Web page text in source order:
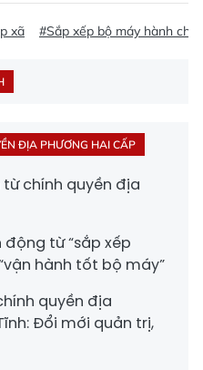
xã #Sắp xếp bộ máy hành
ĐỊA PHƯƠNG HAI CẤP
từ chính quyền địa
từ “sắp xếp
hành tốt bộ máy”
quyền địa
Đổi mới quản trị,